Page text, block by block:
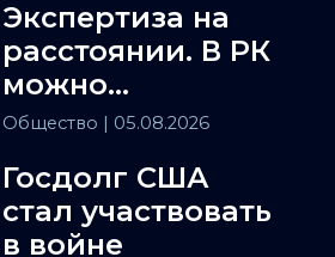
Экспертиза на
расстоянии. В РК
можно
установить
заочно
Общество | 05.08.2026
Госдолг США
стал участвовать
в войне